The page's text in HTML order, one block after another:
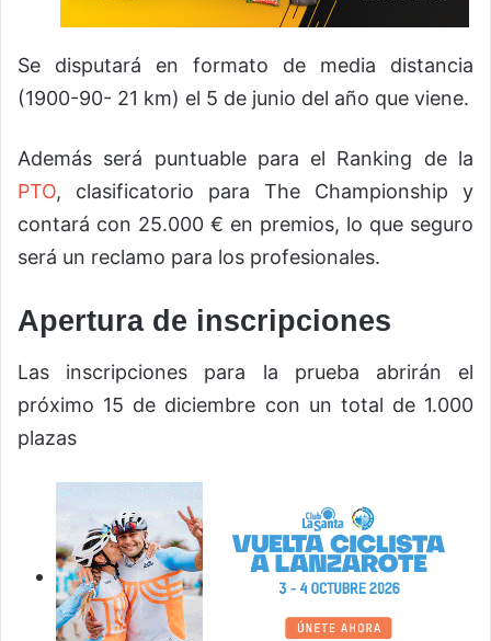
Se disputará en formato de media distancia
(1900-90- 21 km) el 5 de junio del año que viene.
Además será puntuable para el Ranking de la
PTO, clasificatorio para The Championship y
contará con 25.000 € en premios, lo que seguro
será un reclamo para los profesionales.
Apertura de inscripciones
Las inscripciones para la prueba abrirán el
próximo 15 de diciembre con un total de 1.000
plazas